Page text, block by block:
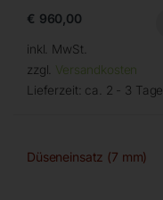
€ 960,00
inkl. MwSt.
zzgl. Versandkosten
Lieferzeit: ca. 2 - 3 Tage
Düseneinsatz (7 mm)